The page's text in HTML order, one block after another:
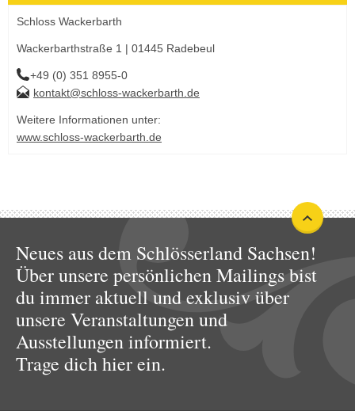
Schloss Wackerbarth
Wackerbarthstraße 1 | 01445 Radebeul
+49 (0) 351 8955-0
kontakt@schloss-wackerbarth.de
Weitere Informationen unter:
www.schloss-wackerbarth.de
Neues aus dem Schlösserland Sachsen!
Über unsere persönlichen Mailings bist
du immer aktuell und exklusiv über
unsere Veranstaltungen und
Ausstellungen informiert.
Trage dich hier ein.